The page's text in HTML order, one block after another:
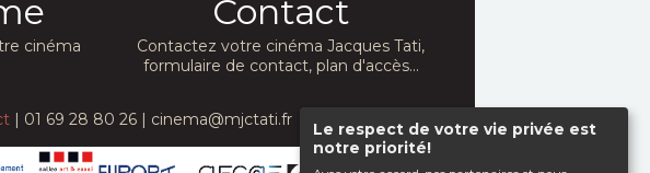
Le respect de votre vie privée est
notre priorité!
cinéma
Contact
Contactez votre cinéma Jacques Tati,
formulaire de contact, plan d'accès...
| 01 69 28 80 26 | cinema@mjctati.fr